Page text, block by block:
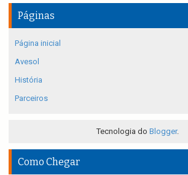
Páginas
Página inicial
Avesol
História
Parceiros
Tecnologia do Blogger.
Como Chegar